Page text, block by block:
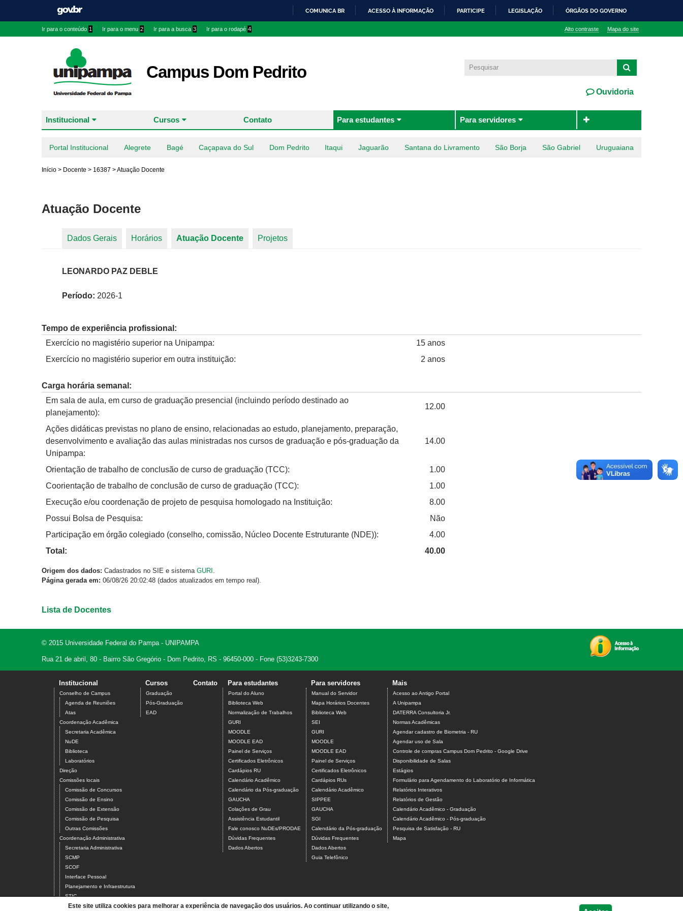
COMUNICA BR ACESSO À INFORMAÇÃO PARTICIPE LEGISLAÇÃO ÓRGÃOS DO GOVERNO
Ir para o conteúdo 1 Ir para o menu 2 Ir para a busca 3 Ir para o rodapé 4 Alto contraste Mapa do site
Campus Dom Pedrito
Ouvidoria
Institucional Cursos Contato Para estudantes Para servidores
Portal Institucional Alegrete Bagé Caçapava do Sul Dom Pedrito Itaqui Jaguarão Santana do Livramento São Borja São Gabriel Uruguaiana
Início > Docente > 16387 >Atuação Docente
Atuação Docente
Dados Gerais Horários Atuação Docente (aba ativa)
Projetos
LEONARDO PAZ DEBLE
Período: 2026-1
Tempo de experiência profissional:
Exercício no magistério superior na Unipampa:
15 anos
Exercício no magistério superior em outra instituição:
2 anos
Carga horária semanal:
Em sala de aula, em curso de graduação presencial (incluindo período destinado ao
planejamento):
12.00
Ações didáticas previstas no plano de ensino, relacionadas ao estudo, planejamento, preparação,
desenvolvimento e avaliação das aulas ministradas nos cursos de graduação e pós-graduação da
Unipampa:
14.00
Orientação de trabalho de conclusão de curso de graduação (TCC):
1.00
Coorientação de trabalho de conclusão de curso de graduação (TCC):
1.00
Execução e/ou coordenação de projeto de pesquisa homologado na Instituição:
8.00
Possui Bolsa de Pesquisa:
Não
Participação em órgão colegiado (conselho, comissão, Núcleo Docente Estruturante (NDE)):
4.00
Total:
40.00
Origem dos dados: Cadastrados no SIE e sistema GURI
Página gerada em: 06/08/26 20:02:48 (dados atualizados em tempo real).
Lista de Docentes
© 2015 Universidade Federal do Pampa - UNIPAMPA
Rua 21 de abril, 80 - Bairro São Gregório - Dom Pedrito, RS - 96450-000 - Fone (53)3243-7300
Institucional
Conselho de Campus
Agenda de Reuniões
Atas
Coordenação Acadêmica
Secretaria Acadêmica
NuDE
Biblioteca
Laboratórios
Direção
Comissões locais
Comissão de Concursos
Comissão de Ensino
Comissão de Extensão
Comissão de Pesquisa
Outras Comissões
Coordenação Administrativa
Secretaria Administrativa
SCMP
SCOF
Interface Pessoal
Planejamento e Infraestrutura
STIC
Servidores
Cursos
Graduação
Pós-Graduação
EAD
Contato Para estudantes
Portal do Aluno
Biblioteca Web
Normalização de Trabalhos
GURI
MOODLE
MOODLE EAD
Painel de Serviços
Certificados Eletrônicos
Cardápios RU
Calendário Acadêmico
Calendário da Pós-graduação
GAUCHA
Colações de Grau
Assistência Estudantil
Fale conosco NuDEs/PRODAE
Dúvidas Frequentes
Dados Abertos
Para servidores
Manual do Servidor
Mapa Horários Docentes
Biblioteca Web
SEI
GURI
MOODLE
MOODLE EAD
Painel de Serviços
Certificados Eletrônicos
Cardápios RUs
Calendário Acadêmico
SIPPEE
GAUCHA
SGI
Calendário da Pós-graduação
Dúvidas Frequentes
Dados Abertos
Guia Telefônico
Mais
Acesso ao Antigo Portal
A Unipampa
DATERRA Consultoria Jr.
Normas Acadêmicas
Agendar cadastro de Biometria - RU
Agendar uso de Sala
Controle de compras Campus Dom Pedrito - Google Drive
Disponibilidade de Salas
Estágios
Formulário para Agendamento do Laboratório de Informática
Relatórios Interativos
Relatórios de Gestão
Calendário Acadêmico - Graduação
Calendário Acadêmico - Pós-graduação
Pesquisa de Satisfação - RU
Mapa
Este site utiliza cookies para melhorar a experiência de navegação dos usuários. Ao continuar utilizando o site,